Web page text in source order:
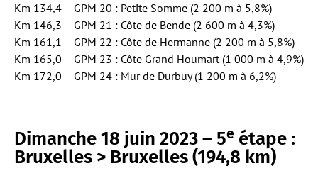
Km 134,4 – GPM 20 : Petite Somme (2 200 m à 5,8%)
Km 146,3 – GPM 21 : Côte de Bende (2 600 m à 4,3%)
Km 161,1 – GPM 22 : Côte de Hermanne (2 200 m à 5,8%)
Km 165,0 – GPM 23 : Côte Grand Houmart (1 000 m à 4,9%)
Km 172,0 – GPM 24 : Mur de Durbuy (1 200 m à 6,2%)
Dimanche 18 juin 2023 – 5e étape :
Bruxelles > Bruxelles (194,8 km)